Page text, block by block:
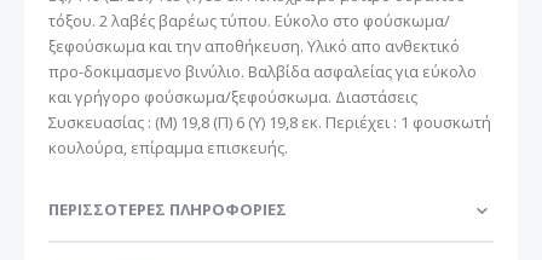
τόξου. 2 λαβές βαρέως τύπου. Εύκολο στο φούσκωμα/
ξεφούσκωμα και την αποθήκευση. Υλικό απο ανθεκτικό
προ-δοκιμασμενο βινύλιο. Βαλβίδα ασφαλείας για εύκολο
και γρήγορο φούσκωμα/ξεφούσκωμα. Διαστάσεις
Συσκευασίας : (Μ) 19,8 (Π) 6 (Υ) 19,8 εκ. Περιέχει : 1 φουσκωτή
κουλούρα, επίραμμα επισκευής.
ΠΕΡΙΣΣΌΤΕΡΕΣ ΠΛΗΡΟΦΟΡΊΕΣ